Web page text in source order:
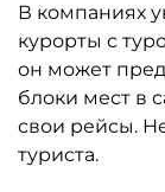
В компаниях
курорты с
он может
блоки мест в
свои рейсы.
туриста.